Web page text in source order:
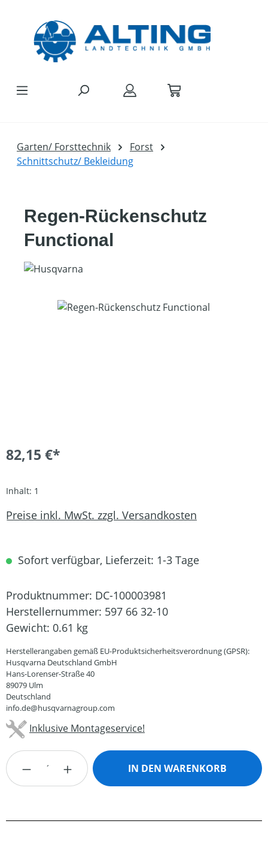
Garten/ Forsttechnik
Forst
Schnittschutz/ Bekleidung
Regen-Rückenschutz
Functional
Bildergalerie überspringen
82,15 €*
Inhalt: 1
Preise inkl. MwSt. zzgl. Versandkosten
Sofort verfügbar, Lieferzeit: 1-3 Tage
Produktnummer: DC-100003981
Herstellernummer: 597 66 32-10
Gewicht: 0.61 kg
Herstellerangaben gemäß EU-Produktsicherheitsverordnung (GPSR):
Husqvarna Deutschland GmbH
Hans-Lorenser-Straße 40
89079 Ulm
Deutschland
info.de@husqvarnagroup.com
Inklusive Montageservice!
Produkt Anzahl: Gib den gewünschten
IN DEN WARENKORB